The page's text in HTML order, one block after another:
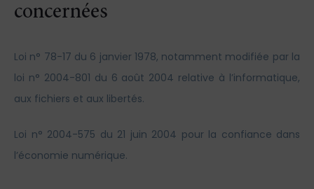
concernées
Loi n° 78-17 du 6 janvier 1978, notamment modifiée par la
loi n° 2004-801 du 6 août 2004 relative à l’informatique,
aux fichiers et aux libertés.
Loi n° 2004-575 du 21 juin 2004 pour la confiance dans
l’économie numérique.